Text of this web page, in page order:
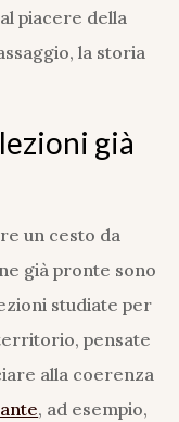
piacere della
la storia
già
un cesto da
già pronte sono
studiate per
pensate
alla coerenza
, ad esempio,